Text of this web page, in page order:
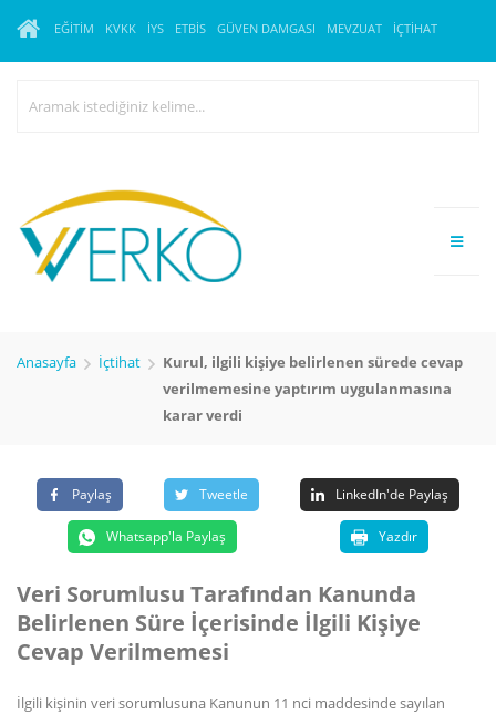
EĞITIM KVKK İYS ETBİS GÜVEN DAMGASI MEVZUAT İÇTIHAT
Anasayfa İçtihat
Kurul, ilgili kişiye belirlenen sürede cevap
verilmemesine yaptırım uygulanmasına
karar verdi
Paylaş Tweetle LinkedIn'de Paylaş
Whatsapp'la Paylaş Yazdır
Veri Sorumlusu Tarafından Kanunda
Belirlenen Süre İçerisinde İlgili Kişiye
Cevap Verilmemesi
İlgili kişinin veri sorumlusuna Kanunun 11 nci maddesinde sayılan